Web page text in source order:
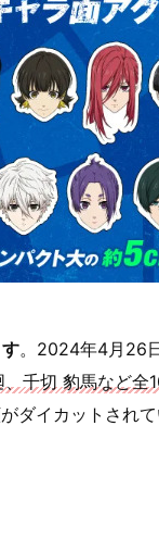
。2024年4月26
千切 豹馬など全
ダイカットされ